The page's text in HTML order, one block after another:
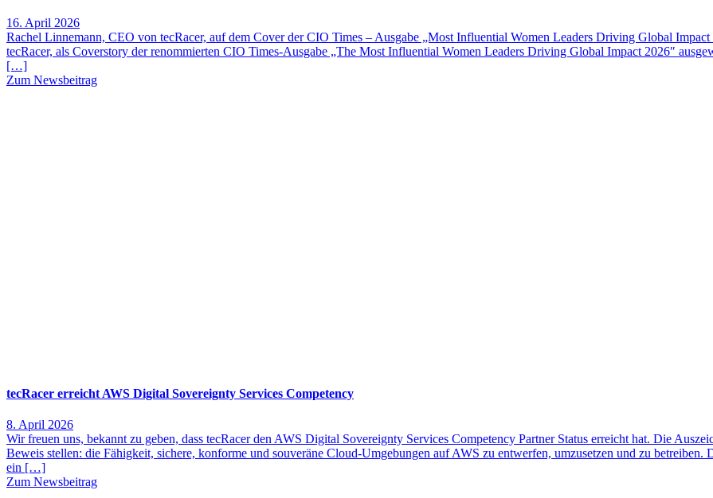
16. April 2026
Rachel Linnemann, CEO von tecRacer, auf dem Cover der CIO Times – Ausgabe „Most Influential Women Leaders Driving Global
tecRacer, als Coverstory der renommierten CIO Times-Ausgabe „The Most Influential Women Leaders Driving Global Impact 2026″
[…]
Zum Newsbeitrag
tecRacer erreicht AWS Digital Sovereignty Services Competency
8. April 2026
Wir freuen uns, bekannt zu geben, dass tecRacer den AWS Digital Sovereignty Services Competency Partner Status erreicht hat. Die
Beweis stellen: die Fähigkeit, sichere, konforme und souveräne Cloud-Umgebungen auf AWS zu entwerfen, umzusetzen und zu
ein […]
Zum Newsbeitrag